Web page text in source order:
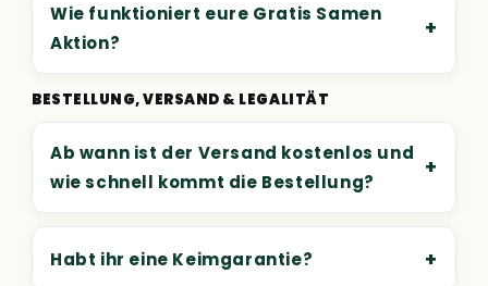
Wie funktioniert eure Gratis Samen
Aktion?
+
BESTELLUNG, VERSAND & LEGALITÄT
Ab wann ist der Versand kostenlos und
wie schnell kommt die Bestellung?
+
Habt ihr eine Keimgarantie? +